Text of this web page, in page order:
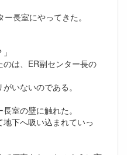
長室にやってきた。
は、ER副センター長の
いないのである。
室の壁に触れた。
下へ吸い込まれていっ